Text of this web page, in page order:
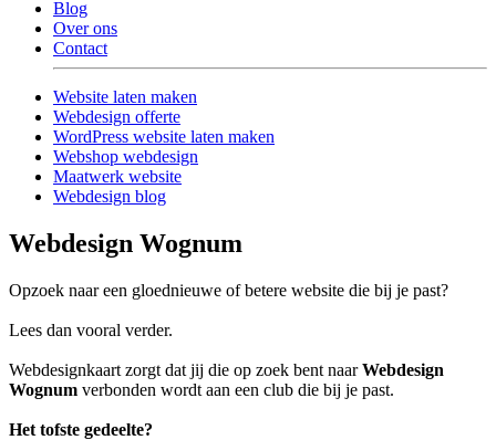
Blog
Over ons
Contact
Website laten maken
Webdesign offerte
WordPress website laten maken
Webshop webdesign
Maatwerk website
Webdesign blog
Webdesign Wognum
Opzoek naar een gloednieuwe of betere website die bij je past?
Lees dan vooral verder.
Webdesignkaart zorgt dat jij die op zoek bent naarWebdesign
Wognum verbonden wordt aan een club die bij je past.
Het tofste gedeelte?